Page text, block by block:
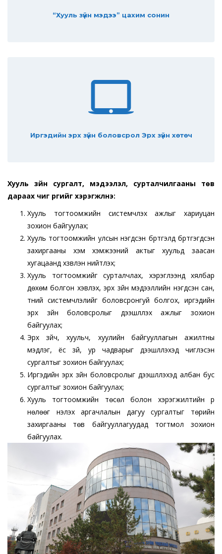
“Хууль зүйн мэдээ” цахим сонин
Иргэдийн эрх зүйн боловсрол Эрх зүйн хөтөч
Хууль зүйн сургалт, мэдээлэл, сурталчилгааны төв
дараах чиг үүргийг хэрэгжүүлнэ:
Хууль тогтоомжийн системчлэх ажлыг хариуцан
зохион байгуулах;
Хууль тогтоомжийн улсын нэгдсэн бүртгэлд бүртгэгдсэн
захиргааны хэм хэмжээний актыг хуульд заасан
хугацаанд хзвлэн нийтлэх;
Хууль тогтоомжийг сурталчлах, хэрэглээнд хялбар
дөхөм болгон хэвлэх, эрх зүйн мэдээллийн нэгдсэн сан,
түүний системчлэлийг боловсронгуй болгох, иргэдийн
эрх зүйн боловсролыг дээшлүүлэх ажлыг зохион
байгуулах;
Эрх зүйч, хуульч, хуулийн байгууллагын ажилтны
мэдлэг, ёс зүй, ур чадварыг дээшлүүлэхэд чиглэсэн
сургалтыг зохион байгуулах;
Иргэдийн эрх зүйн боловсролыг дээшлүүлэхэд албан бус
сургалтыг зохион байгуулах;
Хууль тогтоомжийн төсөл болон хэрэгжилтийн үр
нөлөөг үнэлэх аргачлалын дагуу сургалтыг төрийн
захиргааны төв байгууллагуудад тогтмол зохион
байгуулах.